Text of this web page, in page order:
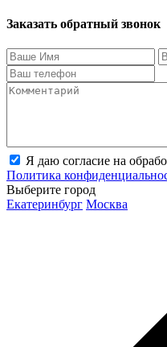
Заказать обратный звонок
Я даю согласие на
Политика
Выберите город
Екатеринбург Москва